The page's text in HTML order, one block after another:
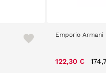
Emporio Armani
122,30 €